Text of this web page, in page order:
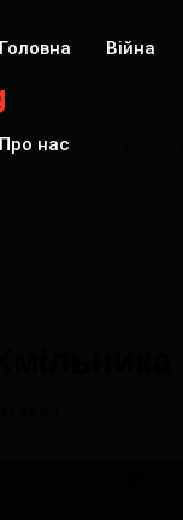
Головна Війна
Про нас
здобули